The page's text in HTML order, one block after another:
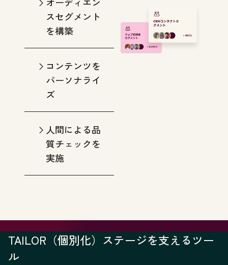
スセグメント
を構築
コンテンツを
パーソナライ
ズ
人間による品
質チェックを
実施
TAILOR（個別化）ステージを支えるツー
ル